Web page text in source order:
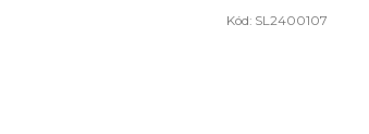
Kód: SL2400107